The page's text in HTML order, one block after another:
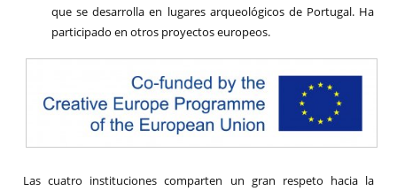
que se desarrolla en lugares arqueológicos de Portugal. Ha
participado en otros proyectos europeos.
Las cuatro instituciones comparten un gran respeto hacia la